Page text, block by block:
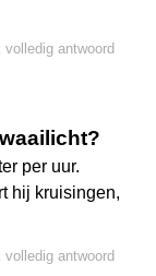
volledig antwoord
per uur.
hij kruisingen,
volledig antwoord